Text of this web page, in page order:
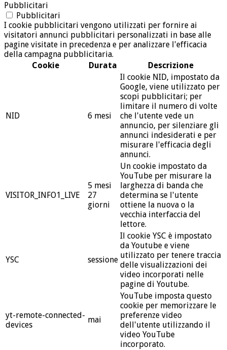
Pubblicitari
Pubblicitari
I cookie pubblicitari vengono utilizzati per fornire ai
visitatori annunci pubblicitari personalizzati in base alle
pagine visitate in precedenza e per analizzare l'efficacia
della campagna pubblicitaria.
Cookie
Durata Descrizione
NID 6 mesi
Il cookie NID, impostato da
Google, viene utilizzato per
scopi pubblicitari; per
limitare il numero di volte
che l'utente vede un
annuncio, per silenziare gli
annunci indesiderati e per
misurare l'efficacia degli
annunci.
VISITOR_INFO1_LIVE
5 mesi
27
giorni
Un cookie impostato da
YouTube per misurare la
larghezza di banda che
determina se l'utente
ottiene la nuova o la
vecchia interfaccia del
lettore.
YSC sessione
Il cookie YSC è impostato
da Youtube e viene
utilizzato per tenere traccia
delle visualizzazioni dei
video incorporati nelle
pagine di Youtube.
yt-remote-connected-
devices
mai
YouTube imposta questo
cookie per memorizzare le
preferenze video
dell'utente utilizzando il
video YouTube
incorporato.